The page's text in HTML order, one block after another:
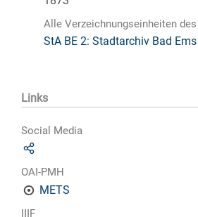
Alle Verzeichnungseinheiten
StA BE 2: Stadtarchiv Bad
Links
Social Media
OAI-PMH
METS
IIIF